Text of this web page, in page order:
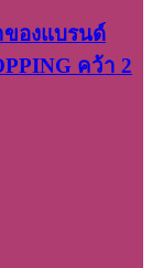
องแบรนด์
คว้า 2